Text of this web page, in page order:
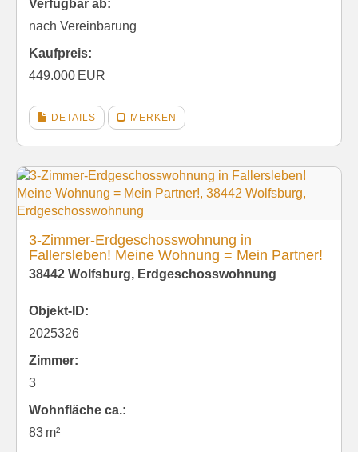
Verfügbar ab:
nach Vereinbarung
Kaufpreis:
449.000 EUR
DETAILS MERKEN
3-Zimmer-Erdgeschosswohnung in
Fallersleben! Meine Wohnung = Mein Partner!
38442 Wolfsburg, Erdgeschosswohnung
Objekt-ID:
2025326
Zimmer:
3
Wohnfläche ca.:
83 m²